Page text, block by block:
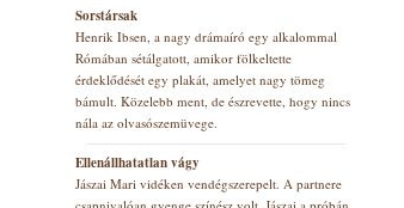
Sorstársak
Henrik Ibsen, a nagy drámaíró egy alkalommal
Rómában sétálgatott, amikor fölkeltette
érdeklődését egy plakát, amelyet nagy tömeg
bámult. Közelebb ment, de észrevette, hogy nincs
nála az olvasószemüvege.
Ellenállhatatlan vágy
Jászai Mari vidéken vendégszerepelt. A partnere